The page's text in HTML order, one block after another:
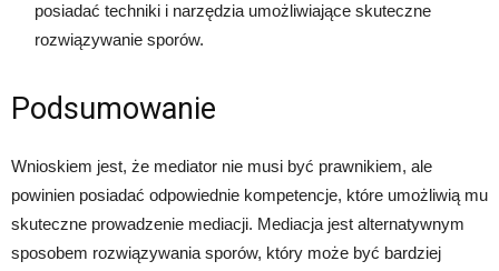
posiadać techniki i narzędzia umożliwiające skuteczne
rozwiązywanie sporów.
Podsumowanie
Wnioskiem jest, że mediator nie musi być prawnikiem, ale
powinien posiadać odpowiednie kompetencje, które umożliwią mu
skuteczne prowadzenie mediacji. Mediacja jest alternatywnym
sposobem rozwiązywania sporów, który może być bardziej